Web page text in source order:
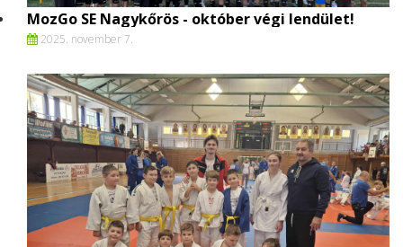
MozGo SE Nagykőrös - október végi lendület!
2025. november 7.